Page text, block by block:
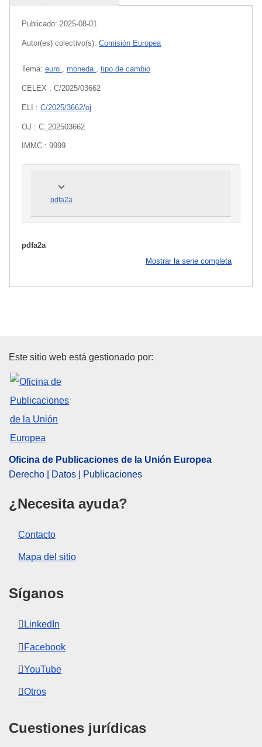
Publicado: 2025-08-01
Autor(es) colectivo(s): Comisión Europea
Tema: euro moneda tipo de cambio
CELEX : C/2025/03662
ELI : C/2025/3662/oj
OJ : C_202503662
IMMC : 9999
pdfa2a
pdfa2a
Mostrar la serie completa
Oficina de Publicaciones de la
Este sitio web está gestionado por:
Oficina de Publicaciones de la Unión Europea
Derecho | Datos | Publicaciones
¿Necesita ayuda?
Contacto
Mapa del sitio
Síganos
LinkedIn
Facebook
YouTube
Otros
Cuestiones jurídicas